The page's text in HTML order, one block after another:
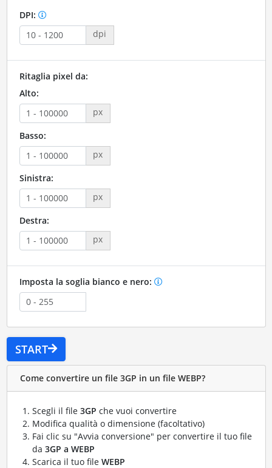
DPI:
dpi
Ritaglia pixel da:
Alto:
px
Basso:
px
Sinistra:
px
Destra:
px
Imposta la soglia bianco e nero:
START
Come convertire un file 3GP in un file WEBP?
Scegli il file 3GP che vuoi convertire
Modifica qualità o dimensione (facoltativo)
Fai clic su "Avvia conversione" per convertire il tuo file
da 3GP a WEBP
Scarica il tuo file WEBP